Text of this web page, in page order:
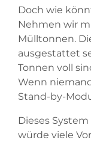
Doch wie
Nehmen wir
Mülltonnen.
ausgestattet
Tonnen voll
Wenn
Stand-by-
Dieses
würde viele